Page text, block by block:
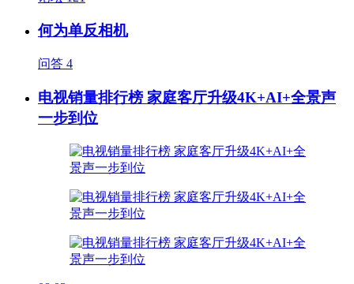
何为单反相机
问答 4
电视销量排行榜 家庭客厅升级4K+AI+全景声
一步到位